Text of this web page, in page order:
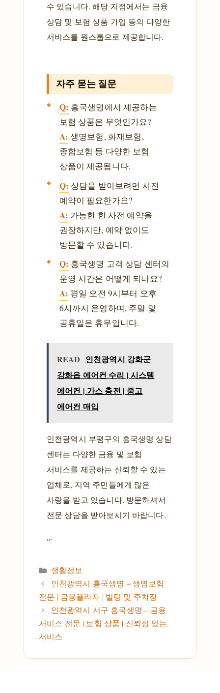
수 있습니다. 해당 지점에서는 금융
상담 및 보험 상품 가입 등의 다양한
서비스를 원스톱으로 제공합니다.
자주 묻는 질문
Q: 흥국생명에서 제공하는
보험 상품은 무엇인가요?
A: 생명보험, 화재보험,
종합보험 등 다양한 보험
상품이 제공됩니다.
Q: 상담을 받아보려면 사전
예약이 필요한가요?
A: 가능한 한 사전 예약을
권장하지만, 예약 없이도
방문할 수 있습니다.
Q: 흥국생명 고객 상담 센터의
운영 시간은 어떻게 되나요?
A: 평일 오전 9시부터 오후
6시까지 운영하며, 주말 및
공휴일은 휴무입니다.
READ 인천광역시 강화군
강화읍 에어컨 수리 | 시스템
에어컨 | 가스 충전 | 중고
에어컨 매입
인천광역시 부평구의 흥국생명 상담
센터는 다양한 금융 및 보험
서비스를 제공하는 신뢰할 수 있는
업체로, 지역 주민들에게 많은
사랑을 받고 있습니다. 방문하셔서
전문 상담을 받아보시기 바랍니다.
“`
카테고리
생활정보
인천광역시 흥국생명 – 생명보험
전문 | 금융플라자 | 빌딩 및 주차장
인천광역시 서구 흥국생명 – 금융
서비스 전문 | 보험 상품 | 신뢰성 있는
서비스